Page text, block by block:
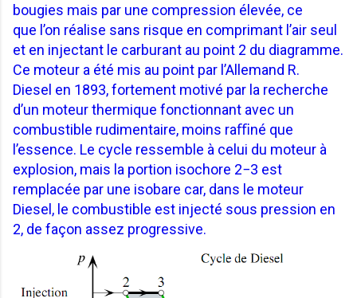
bougies mais par une compression élevée, ce
que l’on réalise sans risque en comprimant l’air seul
et en injectant le carburant au point 2 du diagramme.
Ce moteur a été mis au point par l’Allemand R.
Diesel en 1893, fortement motivé par la recherche
d’un moteur thermique fonctionnant avec un
combustible rudimentaire, moins raﬃné que
l’essence. Le cycle ressemble à celui du moteur à
explosion, mais la portion isochore 2−3 est
remplacée par une isobare car, dans le moteur
Diesel, le combustible est injecté sous pression en
2, de façon assez progressive.